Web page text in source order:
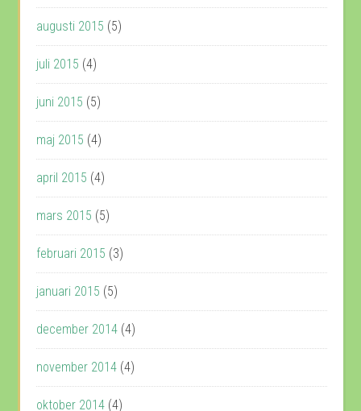
augusti 2015 (5)
juli 2015 (4)
juni 2015 (5)
maj 2015 (4)
april 2015 (4)
mars 2015 (5)
februari 2015 (3)
januari 2015 (5)
december 2014 (4)
november 2014 (4)
oktober 2014 (4)